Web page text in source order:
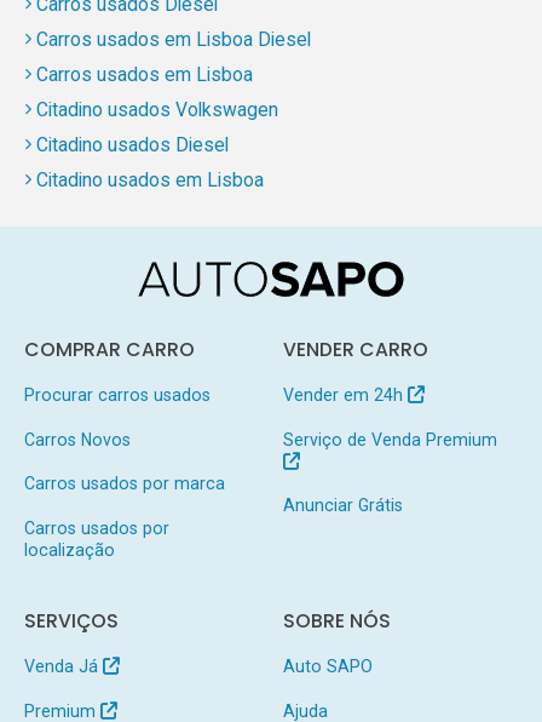
Carros usados em Lisboa Diesel
Carros usados em Lisboa
Citadino usados Volkswagen
Citadino usados Diesel
Citadino usados em Lisboa
COMPRAR CARRO
Procurar carros usados
Carros Novos
Carros usados por marca
Carros usados por
localização
VENDER CARRO
Vender em 24h
Serviço de Venda Premium
Anunciar Grátis
SERVIÇOS
Venda Já
Premium
SOBRE NÓS
Auto SAPO
Ajuda